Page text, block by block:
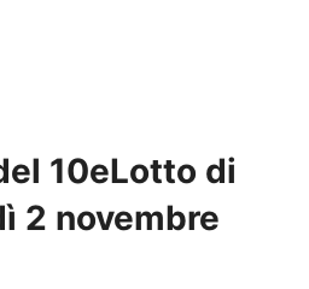
10eLotto di
2 novembre